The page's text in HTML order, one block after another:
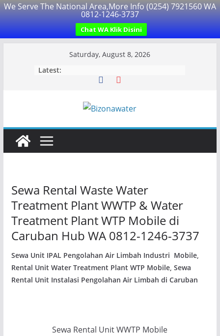
We Serve The National Area,More Info (0254) 7921560 WA
0812-1246-3737
Chat WA Klik Disini
Saturday, August 8, 2026
Latest:
Sewa Rental Waste Water
Treatment Plant WWTP & Water
Treatment Plant WTP Mobile di
Caruban Hub WA 0812-1246-3737
Sewa Unit IPAL Pengolahan Air Limbah Industri Mobile,
Rental Unit Water Treatment Plant WTP Mobile, Sewa
Rental Unit Instalasi Pengolahan Air Limbah di Caruban
Sewa Rental Unit WWTP Mobile